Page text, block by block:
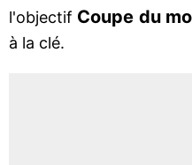
l'objectif Coupe du
à la clé.